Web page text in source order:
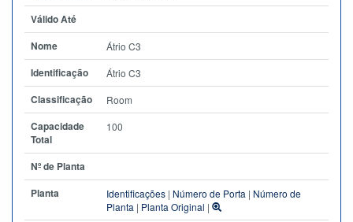
Válido Até
Nome
Átrio C3
Identificação Átrio C3
Classificação Room
Capacidade
Total
100
Nº de Planta
Planta
Identificações | Número de Porta | Número de
Planta | Planta Original |